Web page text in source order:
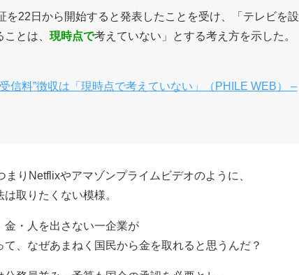
22日から開始すると発表したことを受け、「テレビを設
とは、 現時点で考えていない」とする考え方を示した。
信料”徴収は「現時点で考えていない」（PHILE WEB） –
りNetflixやアマゾンプライムビデオのように、
取りたくない模様。
・人を出さない一企業が
、なぜあまねく国民から金を取れると思うんだ？